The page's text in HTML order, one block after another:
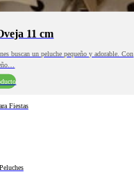
11 cm
buscan un peluche pequeño y adorable. Con
Fiestas